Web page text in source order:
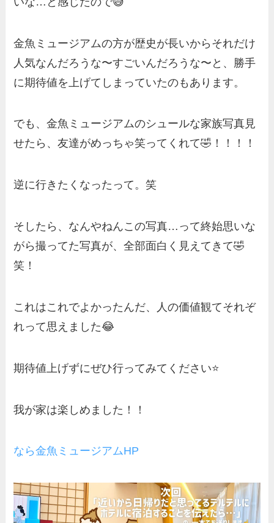
金魚ミュージアムの方が歴史が長いからそれだけ
人気なんだろうな〜すごいんだろうな〜と、勝手
に期待値を上げてしまっていたのもあります。
でも、金魚ミュージアムのシュールな家族写真見
せたら、友達がめっちゃ笑ってくれて🤣！！！！
逆に行きたくなったって。笑
そしたら、なんやねんこの写真…って終始思いな
がら撮ってた写真が、全部面白く見えてきて🤣
笑！
これはこれでよかったんだ、人の価値観てそれぞ
れって思えました😂
期待値上げずにぜひ行ってみてください⭐️
我が家は楽しめました！！
なら金魚ミュージアムHP